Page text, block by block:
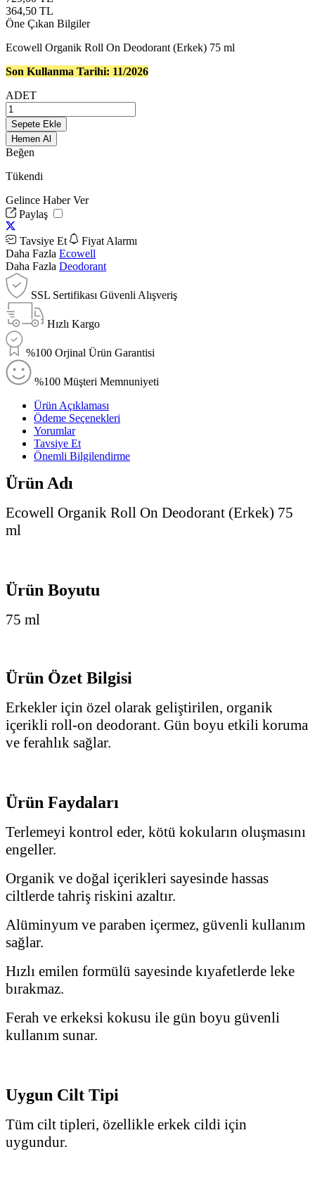
364,50 TL
Öne Çıkan Bilgiler
Ecowell Organik Roll On Deodorant (Erkek) 75 ml
Son Kullanma Tarihi: 11/2026
ADET
Sepete Ekle
Hemen Al
Beğen
Tükendi
Gelince Haber Ver
Paylaş
Tavsiye Et
Fiyat Alarmı
Daha Fazla Ecowell
Daha Fazla Deodorant
SSL Sertifikası Güvenli Alışveriş
Hızlı Kargo
%100 Orjinal Ürün Garantisi
%100 Müşteri Memnuniyeti
Ürün Açıklaması
Ödeme Seçenekleri
Yorumlar
Tavsiye Et
Önemli Bilgilendirme
Ürün Adı
Ecowell Organik Roll On Deodorant (Erkek) 75
ml
Ürün Boyutu
75 ml
Ürün Özet Bilgisi
Erkekler için özel olarak geliştirilen, organik
içerikli roll-on deodorant. Gün boyu etkili koruma
ve ferahlık sağlar.
Ürün Faydaları
Terlemeyi kontrol eder, kötü kokuların oluşmasını
engeller.
Organik ve doğal içerikleri sayesinde hassas
ciltlerde tahriş riskini azaltır.
Alüminyum ve paraben içermez, güvenli kullanım
sağlar.
Hızlı emilen formülü sayesinde kıyafetlerde leke
bırakmaz.
Ferah ve erkeksi kokusu ile gün boyu güvenli
kullanım sunar.
Uygun Cilt Tipi
Tüm cilt tipleri, özellikle erkek cildi için
uygundur.